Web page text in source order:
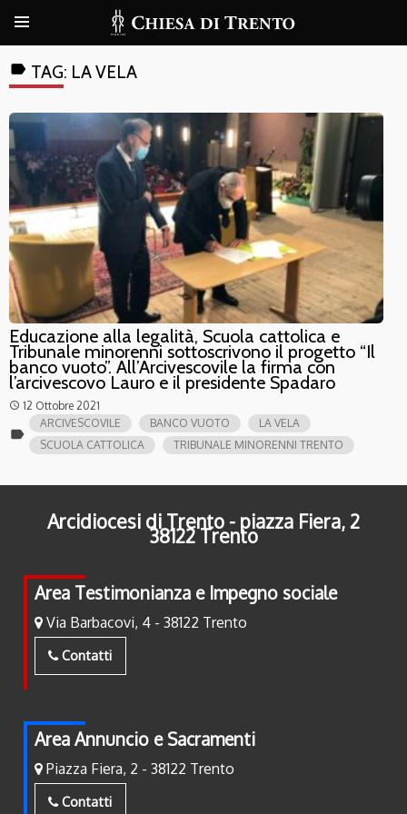
label TAG: LA VELA
Educazione alla legalità, Scuola cattolica e
Tribunale minorenni sottoscrivono il progetto “Il
banco vuoto”. All’Arcivescovile la firma con
l’arcivescovo Lauro e il presidente Spadaro
access_time 12 Ottobre 2021
label
ARCIVESCOVILE BANCO VUOTO
LA VELA
SCUOLA CATTOLICA
TRIBUNALE MINORENNI TRENTO
Arcidiocesi di Trento - piazza Fiera, 2
38122 Trento
Area Testimonianza e Impegno sociale
Via Barbacovi, 4 - 38122 Trento
Contatti
Area Annuncio e Sacramenti
Piazza Fiera, 2 - 38122 Trento
Contatti